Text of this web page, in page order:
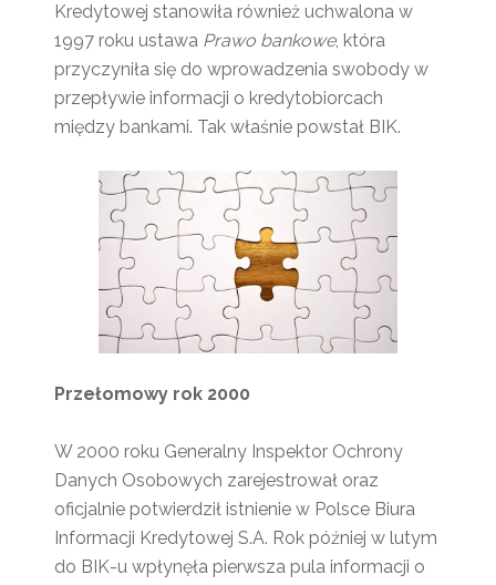
Kredytowej stanowiła również uchwalona w
1997 roku ustawa Prawo bankowe, która
przyczyniła się do wprowadzenia swobody w
przepływie informacji o kredytobiorcach
między bankami. Tak właśnie powstał BIK.
Przełomowy rok 2000
W 2000 roku Generalny Inspektor Ochrony
Danych Osobowych zarejestrował oraz
oficjalnie potwierdził istnienie w Polsce Biura
Informacji Kredytowej S.A. Rok później w lutym
do BIK-u wpłynęła pierwsza pula informacji o